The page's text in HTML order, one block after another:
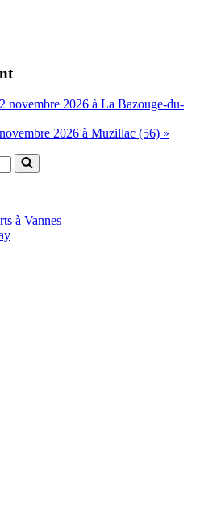
novembre 2026 à La Bazouge-du-
2026 à Muzillac (56) »
à Vannes